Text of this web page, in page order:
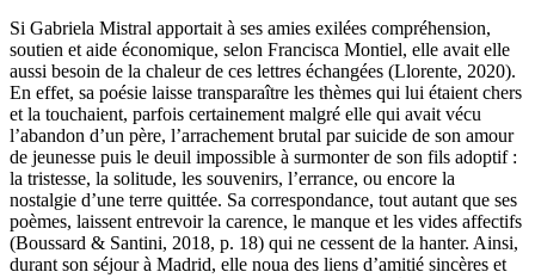
Si Gabriela Mistral apportait à ses amies exilées compréhension,
soutien et aide économique, selon Francisca Montiel, elle avait elle
aussi besoin de la chaleur de ces lettres échangées (Llorente, 2020).
En effet, sa poésie laisse transparaître les thèmes qui lui étaient chers
et la touchaient, parfois certainement malgré elle qui avait vécu
l’abandon d’un père, l’arrachement brutal par suicide de son amour
de jeunesse puis le deuil impossible à surmonter de son fils adoptif :
la tristesse, la solitude, les souvenirs, l’errance, ou encore la
nostalgie d’une terre quittée. Sa correspondance, tout autant que ses
poèmes, laissent entrevoir la carence, le manque et les vides affectifs
(Boussard & Santini, 2018, p. 18) qui ne cessent de la hanter. Ainsi,
durant son séjour à Madrid, elle noua des liens d’amitié sincères et